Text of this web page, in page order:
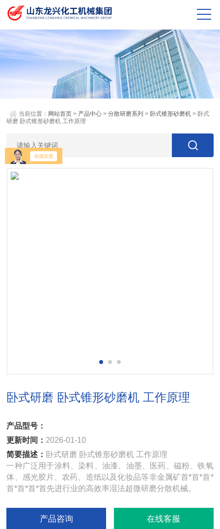
当前位置： 网站首页 > 产品中心 >分散研磨系列 > 卧式锥形砂磨机 > 卧式
研磨 卧式锥形砂磨机 工作原理
卧式研磨 卧式锥形砂磨机 工作原理
产品型号：
更新时间： 2026-01-10
简要描述： 卧式研磨 卧式锥形砂磨机 工作原理
一种广泛用于涂料、染料、油漆、油墨、医药、磁粉、铁氧
体、感光胶片、农药、造纸以及化妆品等非金属矿首*首*首*
首*首*首*首先进行业的高效率湿法超微研磨分散机械。
产品咨询 在线客服